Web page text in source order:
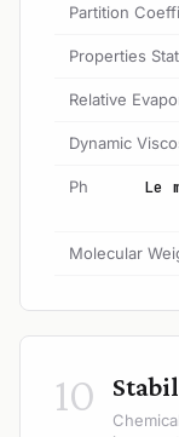
Partition
Properties
Relative
Dynamic
Ph
Le
Molecular
10